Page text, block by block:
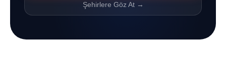
Şehirlere Göz At →